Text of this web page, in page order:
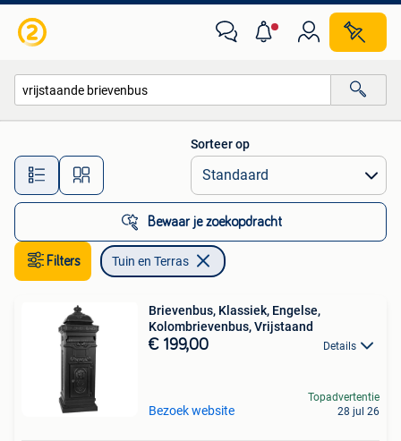
Alle afstanden…
Sorteer op
Bewaar je zoekopdracht
Filters Tuin en Terras
Brievenbus, Klassiek, Engelse,
Kolombrievenbus, Vrijstaand
€ 199,00 Details
Bezoek website
Topadvertentie
28 jul 26